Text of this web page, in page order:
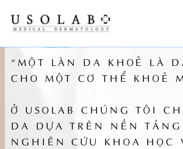
“MỘT LÀN DA KHOẺ LÀ
CHO MỘT CƠ THỂ KHOẺ
Ở USOLAB CHÚNG TÔI
DA DỰA TRÊN NỀN TẢNG
NGHIÊN CỨU KHOA HỌC